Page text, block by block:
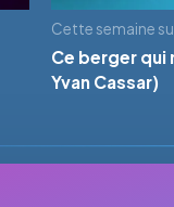
Cette semaine
Ce berger qui
Yvan Cassar)